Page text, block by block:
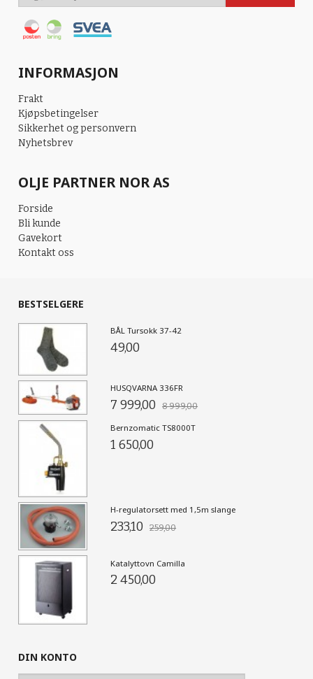
INFORMASJON
Frakt
Kjøpsbetingelser
Sikkerhet og personvern
Nyhetsbrev
OLJE PARTNER NOR AS
Forside
Bli kunde
Gavekort
Kontakt oss
BESTSELGERE
BÅL Tursokk 37-42
49,00
HUSQVARNA 336FR
7 999,00 8 999,00
Bernzomatic TS8000T
1 650,00
H-regulatorsett med 1,5m slange
233,10 259,00
Katalyttovn Camilla
2 450,00
DIN KONTO